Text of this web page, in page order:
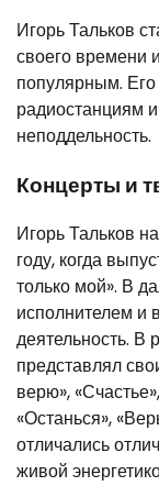
Игорь Тальков
своего времени
популярным.
радиостанциям
неподдельность.
Концерты и
Игорь Тальков
году, когда
только мой». В
исполнителем и
деятельность. В
представлял
верю»,
«Останься»,
отличались
живой